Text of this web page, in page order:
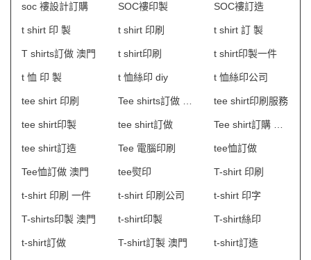
soc 褸設計訂購 SOC褸印製 SOC褸訂造
t shirt 印 製 t shirt 印刷 t shirt 訂 製
T shirts訂做 澳門 t shirt印刷 t shirt印製一件
t 恤 印 製 t 恤絲印 diy t 恤絲印公司
tee shirt 印刷 tee shirt印刷服務
tee shirt印製 tee shirt訂做
tee shirt訂造 Tee 電腦印刷 tee恤訂做
Tee恤訂做 澳門 tee熨印 T-shirt 印刷
t-shirt 印刷 一件 t-shirt 印刷公司 t-shirt 印字
T-shirts印製 澳門 t-shirt印製 T-shirt絲印
t-shirt訂做 T-shirt訂製 澳門 t-shirt訂造